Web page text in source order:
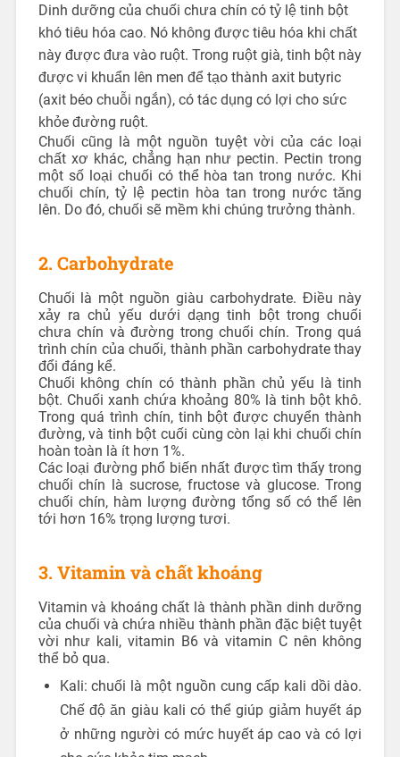
Dinh dưỡng của chuối chưa chín có tỷ lệ tinh bột
khó tiêu hóa cao. Nó không được tiêu hóa khi chất
này được đưa vào ruột. Trong ruột già, tinh bột này
được vi khuẩn lên men để tạo thành axit butyric
(axit béo chuỗi ngắn), có tác dụng có lợi cho sức
khỏe đường ruột.
Chuối cũng là một nguồn tuyệt vời của các loại
chất xơ khác, chẳng hạn như pectin. Pectin trong
một số loại chuối có thể hòa tan trong nước. Khi
chuối chín, tỷ lệ pectin hòa tan trong nước tăng
lên. Do đó, chuối sẽ mềm khi chúng trưởng thành.
2. Carbohydrate
Chuối là một nguồn giàu carbohydrate. Điều này
xảy ra chủ yếu dưới dạng tinh bột trong chuối
chưa chín và đường trong chuối chín. Trong quá
trình chín của chuối, thành phần carbohydrate thay
đổi đáng kể.
Chuối không chín có thành phần chủ yếu là tinh
bột. Chuối xanh chứa khoảng 80% là tinh bột khô.
Trong quá trình chín, tinh bột được chuyển thành
đường, và tinh bột cuối cùng còn lại khi chuối chín
hoàn toàn là ít hơn 1%.
Các loại đường phổ biến nhất được tìm thấy trong
chuối chín là sucrose, fructose và glucose. Trong
chuối chín, hàm lượng đường tổng số có thể lên
tới hơn 16% trọng lượng tươi.
3. Vitamin và chất khoáng
Vitamin và khoáng chất là thành phần dinh dưỡng
của chuối và chứa nhiều thành phần đặc biệt tuyệt
vời như kali, vitamin B6 và vitamin C nên không
thể bỏ qua.
Kali: chuối là một nguồn cung cấp kali dồi dào.
Chế độ ăn giàu kali có thể giúp giảm huyết áp
ở những người có mức huyết áp cao và có lợi